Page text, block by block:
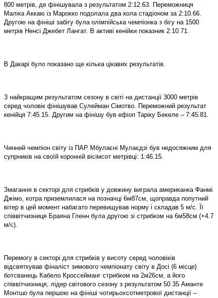
800 метрів, де фінішувала з результатом 2:12.63. Переможниця
Маліка Аккаю із Марокко подолала два кола стадіоном за 2:10.66.
Другою на фініші забігу була олімпійська чемпіонка з бігу на 1500
метрів Ненсі Джебет Лангат. В активі кенійки показник 2:10.71.
В Дакарі було показано ще кілька цікавих результатів.
З найкращим результатом сезону в світі на дистанції 3000 метрів
серед чоловік фінішував Сулейман Сімотво. Переможний результат
кенійця 7:45.15. Другим на фінішу був ефіоп Таріку Бекеле – 7:45.81.
Чинний чемпіон світу із ПАР Мбулаєні Мулаєдзі був недосяжним для
супрників на своїй коронній вісімсот метрівці: 1:46.15.
Змагання в секторі для стрибків у довжину виграла американка Фанмі
Джімо, котра приземлилася на позначці 6м87см, щоправда попутний
вітер в цей момент набагато перевищував норму і складав 5 м/с. Її
співвітчизниця Браяна Гленн була другою зі стрибком на 6м58см (+4.7
м/с).
Перемогу в секторі для стрибків у висоту серед чоловіків
відсвяткував фіналіст зимового чемпіонату світу в Досі (6 місце)
ботсванець Кабело Кроссейманг стрибком на 2м26см, а його
співвітчизниця, лідер світового сезону з результатом 50.35 Аманте
Монтшо була першою на фініші чотирьохсотметрової дистанції –